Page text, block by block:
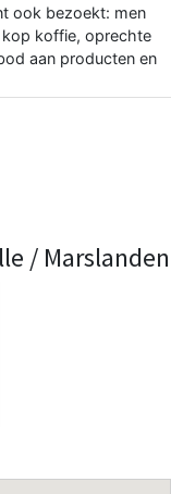
ook bezoekt: men
koffie, oprechte
aan producten en
/ Marslanden